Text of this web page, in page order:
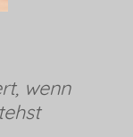
wenn